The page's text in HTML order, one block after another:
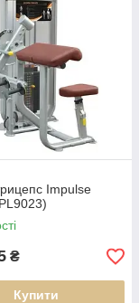
Impulse
₴
Купити